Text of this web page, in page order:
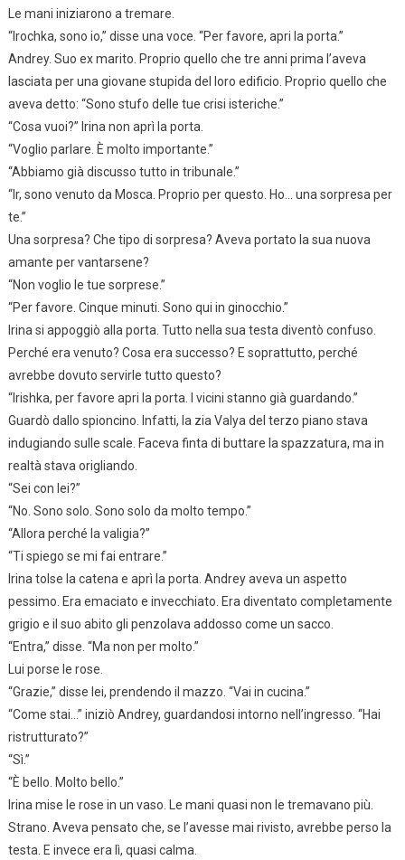
Le mani iniziarono a tremare.
“Irochka, sono io,” disse una voce. “Per favore, apri la porta.”
Andrey. Suo ex marito. Proprio quello che tre anni prima l’aveva
lasciata per una giovane stupida del loro edificio. Proprio quello che
aveva detto: “Sono stufo delle tue crisi isteriche.”
“Cosa vuoi?” Irina non aprì la porta.
“Voglio parlare. È molto importante.”
“Abbiamo già discusso tutto in tribunale.”
“Ir, sono venuto da Mosca. Proprio per questo. Ho… una sorpresa per
te.”
Una sorpresa? Che tipo di sorpresa? Aveva portato la sua nuova
amante per vantarsene?
“Non voglio le tue sorprese.”
“Per favore. Cinque minuti. Sono qui in ginocchio.”
Irina si appoggiò alla porta. Tutto nella sua testa diventò confuso.
Perché era venuto? Cosa era successo? E soprattutto, perché
avrebbe dovuto servirle tutto questo?
“Irishka, per favore apri la porta. I vicini stanno già guardando.”
Guardò dallo spioncino. Infatti, la zia Valya del terzo piano stava
indugiando sulle scale. Faceva finta di buttare la spazzatura, ma in
realtà stava origliando.
“Sei con lei?”
“No. Sono solo. Sono solo da molto tempo.”
“Allora perché la valigia?”
“Ti spiego se mi fai entrare.”
Irina tolse la catena e aprì la porta. Andrey aveva un aspetto
pessimo. Era emaciato e invecchiato. Era diventato completamente
grigio e il suo abito gli penzolava addosso come un sacco.
“Entra,” disse. “Ma non per molto.”
Lui porse le rose.
“Grazie,” disse lei, prendendo il mazzo. “Vai in cucina.”
“Come stai…” iniziò Andrey, guardandosi intorno nell’ingresso. “Hai
ristrutturato?”
“Sì.”
“È bello. Molto bello.”
Irina mise le rose in un vaso. Le mani quasi non le tremavano più.
Strano. Aveva pensato che, se l’avesse mai rivisto, avrebbe perso la
testa. E invece era lì, quasi calma.